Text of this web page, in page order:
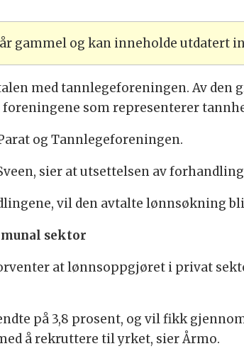
gammel og kan inneholde utdatert
med tannlegeforeningen. Av
som representerer
og Tannlegeforeningen.
sier at utsettelsen av
vil den avtalte lønnsøkning
sektor
at lønnsoppgjøret i privat
på 3,8 prosent, og vil fikk
å rekruttere til yrket, sier Årmo.